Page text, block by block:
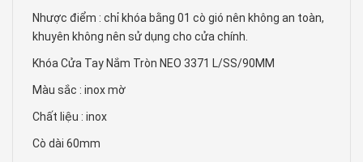
Nhược điểm : chỉ khóa bằng 01 cò gió nên không an toàn,
khuyên không nên sử dụng cho cửa chính.
Khóa Cửa Tay Nắm Tròn NEO 3371 L/SS/90MM
Màu sắc : inox mờ
Chất liệu : inox
Cò dài 60mm